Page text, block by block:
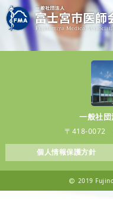
一般社
〒418-0072
個人情報保護方針
2019